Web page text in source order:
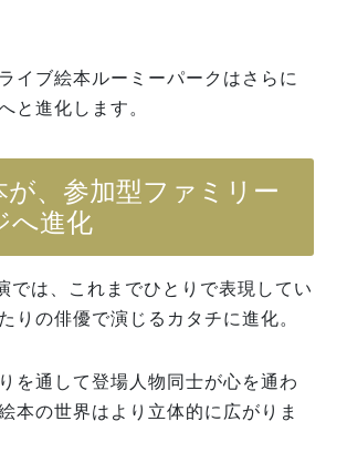
イブ絵本ルーミーパークはさらに
と進化します。
が、参加型ファミリー
へ進化
では、これまでひとりで表現してい
りの俳優で演じるカタチに進化。
を通して登場人物同士が心を通わ
本の世界はより立体的に広がりま